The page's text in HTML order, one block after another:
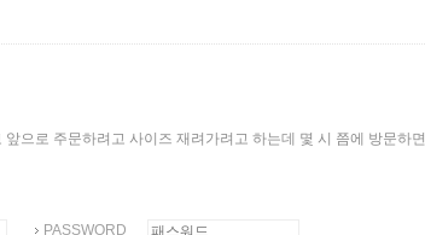
으로 주문하려고 사이즈 재려가려고 하는데 몇 시 쯤에 방문하
PASSWORD